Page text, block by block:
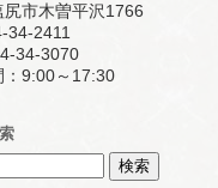
市木曽平沢1766
2411
34-3070
9:00～17:30